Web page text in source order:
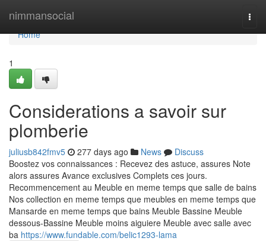
nimmansocial
Home
Home
1
Considerations a savoir sur
plomberie
juliusb842fmv5 277 days ago News
Discuss
Boostez vos connaissances : Recevez des astuce, assures Note
alors assures Avance exclusives Complets ces jours.
Recommencement au Meuble en meme temps que salle de bains
Nos collection en meme temps que meubles en meme temps que
Mansarde en meme temps que bains Meuble Bassine Meuble
dessous-Bassine Meuble moins aiguiere Meuble avec salle avec
ba https://www.fundable.com/belic1293-lama